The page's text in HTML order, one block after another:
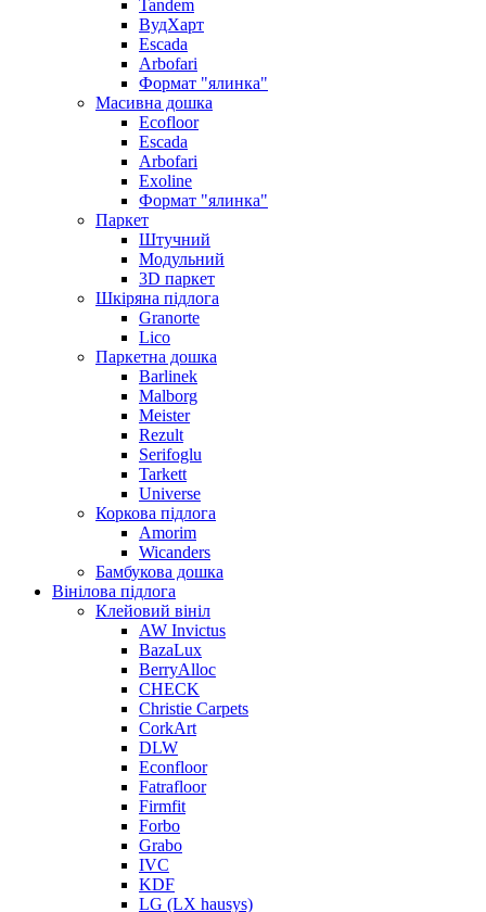
Tandem
ВудХарт
Escada
Arbofari
Формат "ялинка"
Масивна дошка
Ecofloor
Escada
Arbofari
Exoline
Формат "ялинка"
Паркет
Штучний
Модульний
3D паркет
Шкіряна підлога
Granorte
Lico
Паркетна дошка
Barlinek
Malborg
Meister
Rezult
Serifoglu
Tarkett
Universe
Коркова підлога
Amorim
Wicanders
Бамбукова дошка
Вінілова підлога
Клейовий вініл
AW Invictus
BazaLux
BerryAlloc
CHECK
Christie Carpets
CorkArt
DLW
Econfloor
Fatrafloor
Firmfit
Forbo
Grabo
IVC
KDF
LG (LX hausys)